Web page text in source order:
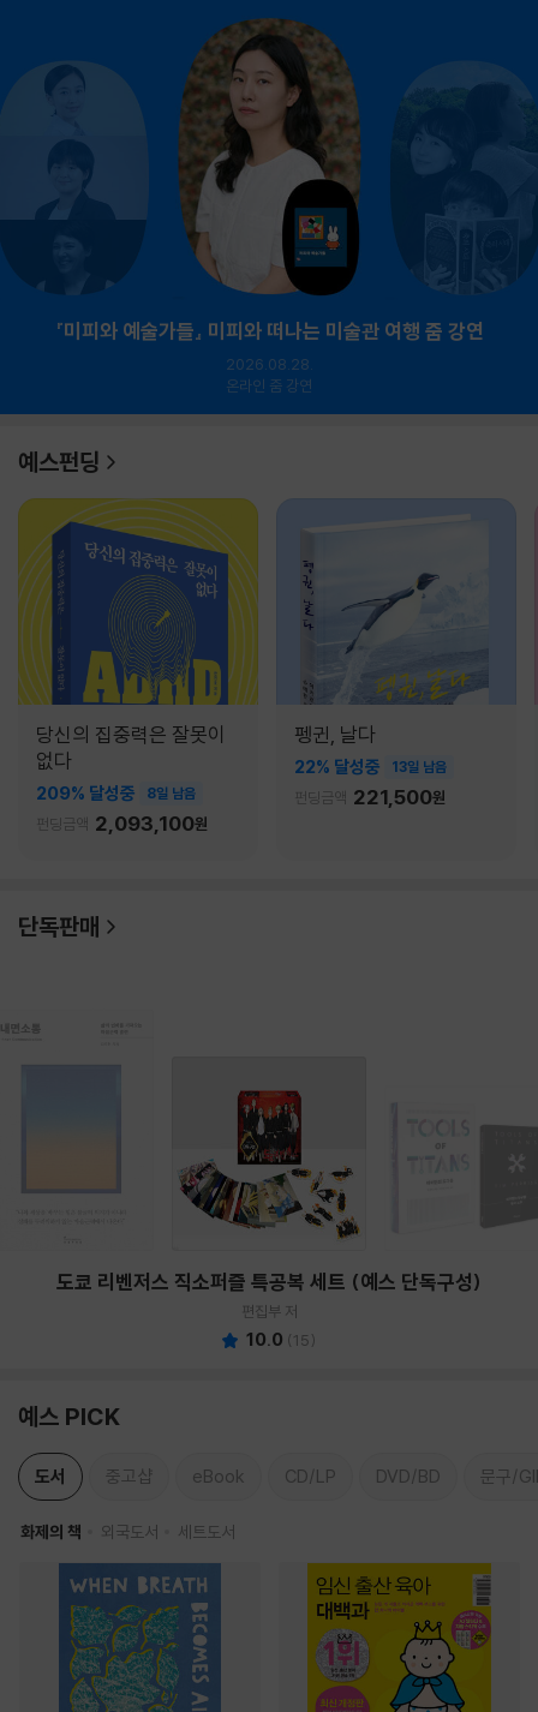
『미피와 예술가들』 미피와 떠나는 미술관 여행 줌 강연
2026.08.28.
온라인 줌 강연
예스펀딩
당신의 집중력은 잘못이
없다
209% 달성중 8일 남음
펀딩금액 2,093,100원
펭귄, 날다
22% 달성중 13일 남음
펀딩금액 221,500원
단독판매
도쿄 리벤저스 직소퍼즐 특공복 세트 (예스 단독구성)
편집부 저
10.0 (15)
예스 PICK
도서 중고샵 eBook CD/LP DVD/BD 문구/
화제의 책 외국도서 세트도서